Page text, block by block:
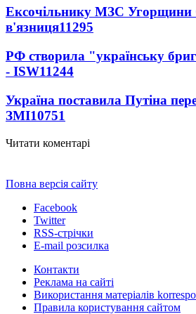
Ексочільнику МЗС Угорщини
в'язниця11295
РФ створила "українську
- ISW11244
Україна поставила Путіна
ЗМІ10751
Читати коментарі
Повна версія сайту
Facebook
Twitter
RSS-стрічки
E-mail розсилка
Контакти
Реклама на сайті
Використання матеріалів
Правила користування сайтом